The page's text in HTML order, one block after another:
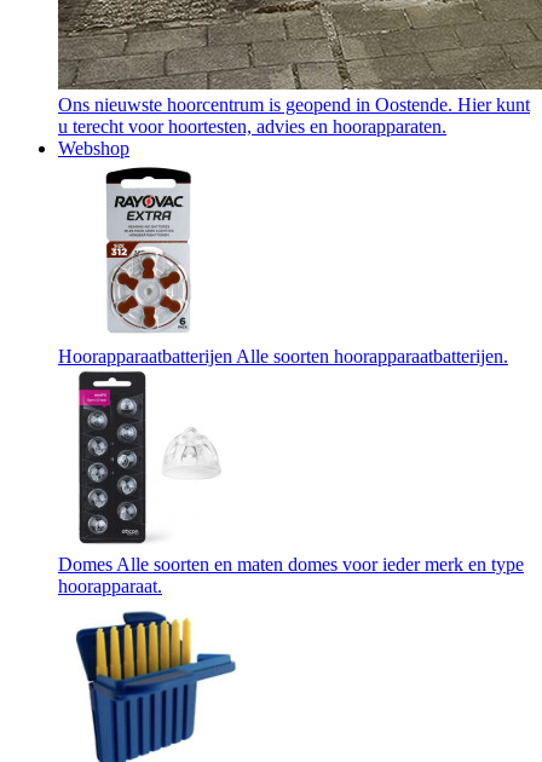
Ons nieuwste hoorcentrum is geopend in Oostende. Hier kunt
u terecht voor hoortesten, advies en hoorapparaten.
Webshop
Hoorapparaatbatterijen Alle soorten hoorapparaatbatterijen.
Domes Alle soorten en maten domes voor ieder merk en type
hoorapparaat.